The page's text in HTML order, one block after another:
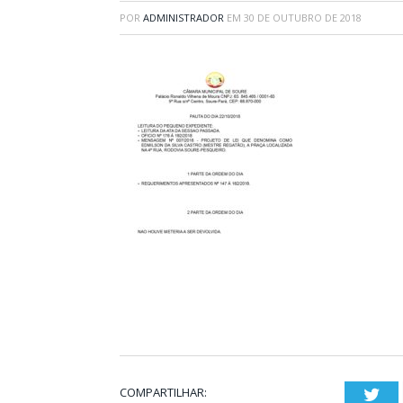
POR ADMINISTRADOR EM 30 DE OUTUBRO DE 2018
COMPARTILHAR: